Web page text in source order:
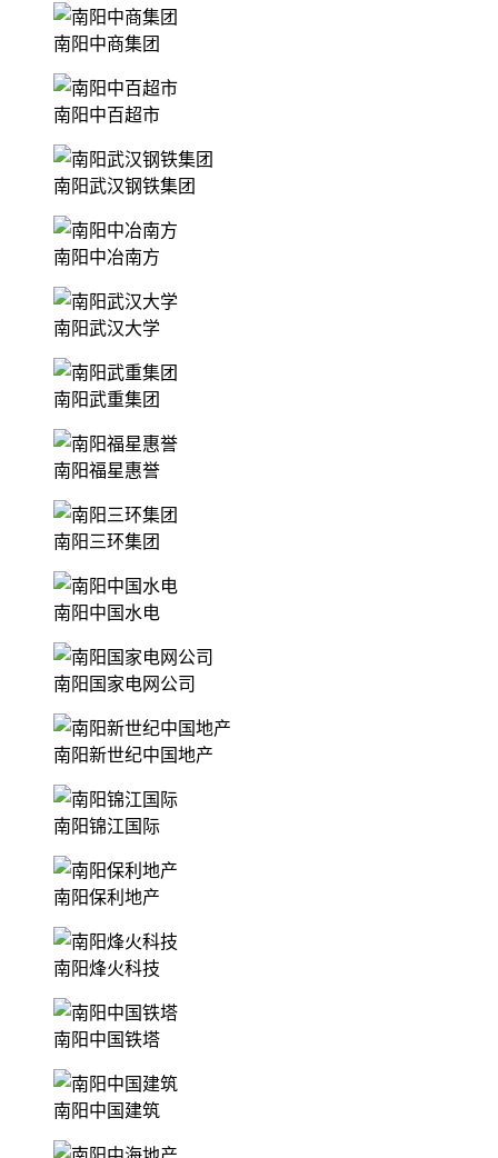
南阳中商集团
南阳中百超市
南阳武汉钢铁集团
南阳中冶南方
南阳武汉大学
南阳武重集团
南阳福星惠誉
南阳三环集团
南阳中国水电
南阳国家电网公司
南阳新世纪中国地产
南阳锦江国际
南阳保利地产
南阳烽火科技
南阳中国铁塔
南阳中国建筑